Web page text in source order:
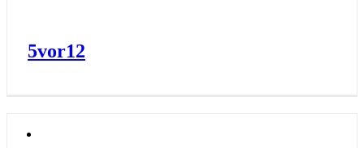
5vor12